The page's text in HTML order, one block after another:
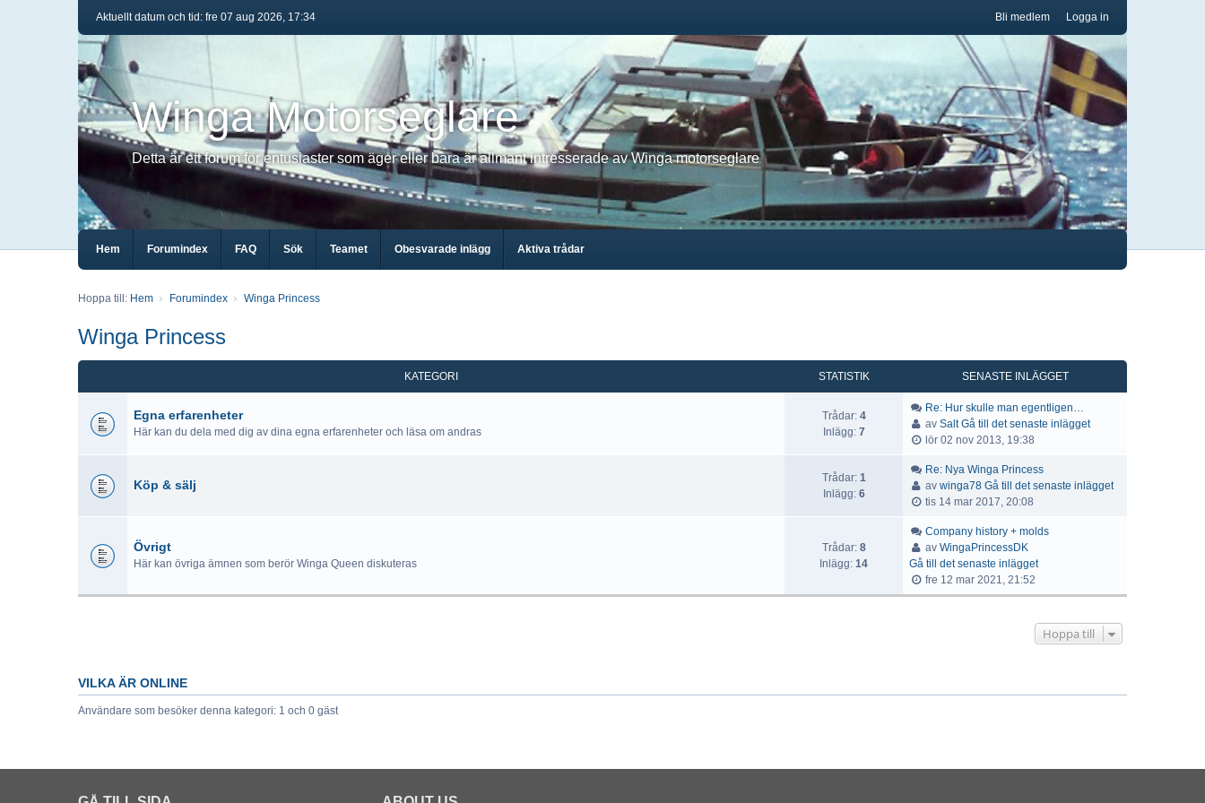
Logga in
Bli medlem
Aktuellt datum och tid: fre 07 aug 2026, 17:34
Winga Motorseglare
Detta är ett forum för entusiaster som äger eller bara är allmänt intresserade av Winga motorseglare
Hem Forumindex FAQ Sök Teamet Obesvarade inlägg Aktiva trådar
Hoppa till: Hem Forumindex Winga Princess
Winga Princess
KATEGORI STATISTIK SENASTE INLÄGGET
Egna erfarenheter
Här kan du dela med dig av dina egna erfarenheter och läsa om andras
Trådar: 4
Inlägg: 7
Re: Hur skulle man egentligen…
avSalt Gå till det senaste inlägget
lör 02 nov 2013, 19:38
Köp & sälj Trådar: 1
Inlägg: 6
Re: Nya Winga Princess
avwinga78 Gå till det senaste inlägget
tis 14 mar 2017, 20:08
Övrigt
Här kan övriga ämnen som berör Winga Queen diskuteras
Trådar: 8
Inlägg: 14
Company history + molds
avWingaPrincessDK
Gå till det senaste inlägget
fre 12 mar 2021, 21:52
Hoppa till
VILKA ÄR ONLINE
Användare som besöker denna kategori: 1 och 0 gäst